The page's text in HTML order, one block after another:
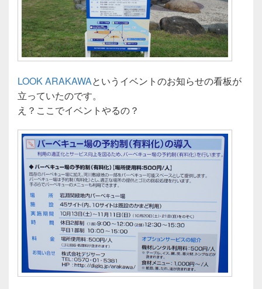
LOOK ARAKAWAというイベントのお知らせの看板が
立っていたのです。
え？ここでイベントやるの？